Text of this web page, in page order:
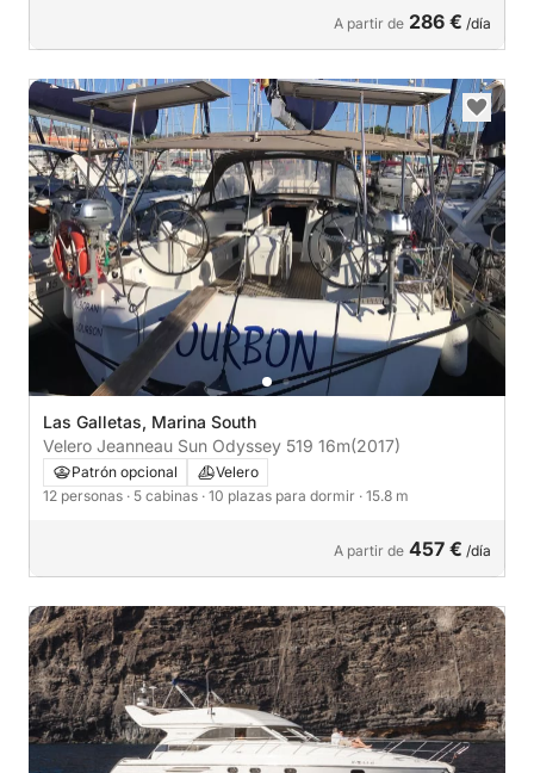
A partir de 286 € /día
Las Galletas, Marina South
Velero Jeanneau Sun Odyssey 519 16m(2017)
Patrón opcional
Velero
12 personas · 5 cabinas · 10 plazas para dormir · 15.8 m
A partir de 457 € /día